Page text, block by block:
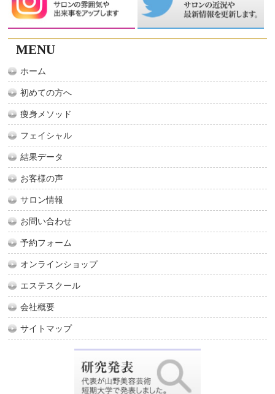
MENU
ホーム
初めての方へ
痩身メソッド
フェイシャル
結果データ
お客様の声
サロン情報
お問い合わせ
予約フォーム
オンラインショップ
エステスクール
会社概要
サイトマップ